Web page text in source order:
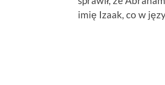
imię Izaak, co w